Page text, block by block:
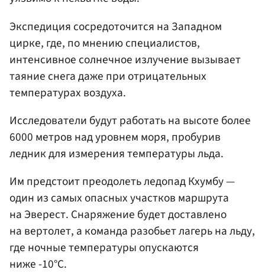
Экспедиция сосредоточится на Западном
цирке, где, по мнению специалистов,
интенсивное солнечное излучение вызывает
таяние снега даже при отрицательных
температурах воздуха.
Исследователи будут работать на высоте более
6000 метров над уровнем моря, пробурив
ледник для измерения температуры льда.
Им предстоит преодолеть ледопад Кхумбу —
один из самых опасных участков маршрута
на Эверест. Снаряжение будет доставлено
на вертолет, а команда разобьет лагерь на льду,
где ночные температуры опускаются
ниже -10°C.